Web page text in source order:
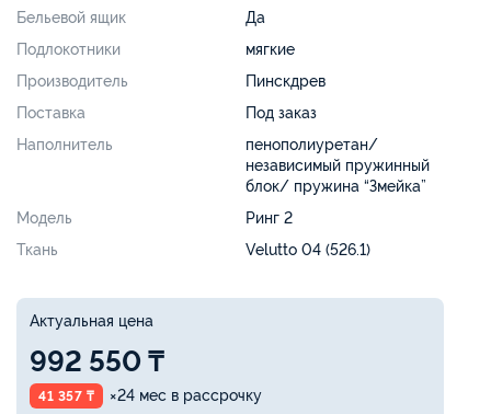
Бельевой ящик
Да
Подлокотники
мягкие
Производитель
Пинскдрев
Поставка
Под заказ
Наполнитель
пенополиуретан/
независимый пружинный
блок/ пружина “Змейка”
Модель
Ринг 2
Ткань
Velutto 04 (526.1)
Актуальная цена
992 550 ₸
41 357 ₸ ×24 мес в рассрочку